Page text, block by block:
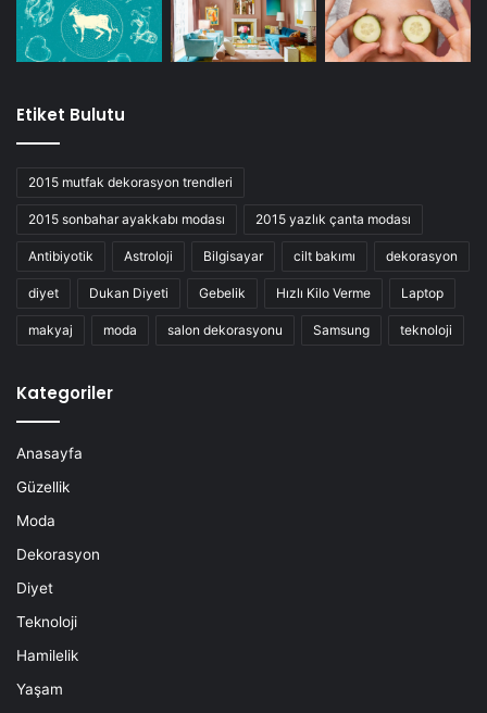
Etiket Bulutu
2015 mutfak dekorasyon trendleri
2015 sonbahar ayakkabı modası 2015 yazlık çanta modası
Antibiyotik Astroloji Bilgisayar cilt bakımı dekorasyon
diyet Dukan Diyeti Gebelik Hızlı Kilo Verme Laptop
makyaj moda salon dekorasyonu Samsung teknoloji
Kategoriler
Anasayfa
Güzellik
Moda
Dekorasyon
Diyet
Teknoloji
Hamilelik
Yaşam